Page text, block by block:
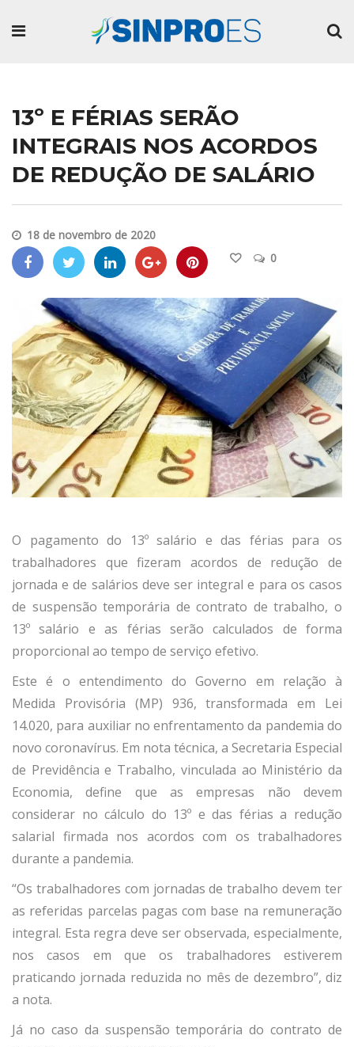
13º E FÉRIAS SERÃO
INTEGRAIS NOS ACORDOS
DE REDUÇÃO DE SALÁRIO
18 de novembro de 2020
0
O pagamento do 13º salário e das férias para os
trabalhadores que fizeram acordos de redução de
jornada e de salários deve ser integral e para os casos
de suspensão temporária de contrato de trabalho, o
13º salário e as férias serão calculados de forma
proporcional ao tempo de serviço efetivo.
Este é o entendimento do Governo em relação à
Medida Provisória (MP) 936, transformada em Lei
14.020, para auxiliar no enfrentamento da pandemia do
novo coronavírus. Em nota técnica, a Secretaria Especial
de Previdência e Trabalho, vinculada ao Ministério da
Economia, define que as empresas não devem
considerar no cálculo do 13º e das férias a redução
salarial firmada nos acordos com os trabalhadores
durante a pandemia.
“Os trabalhadores com jornadas de trabalho devem ter
as referidas parcelas pagas com base na remuneração
integral. Esta regra deve ser observada, especialmente,
nos casos em que os trabalhadores estiverem
praticando jornada reduzida no mês de dezembro”, diz
a nota.
Já no caso da suspensão temporária do contrato de